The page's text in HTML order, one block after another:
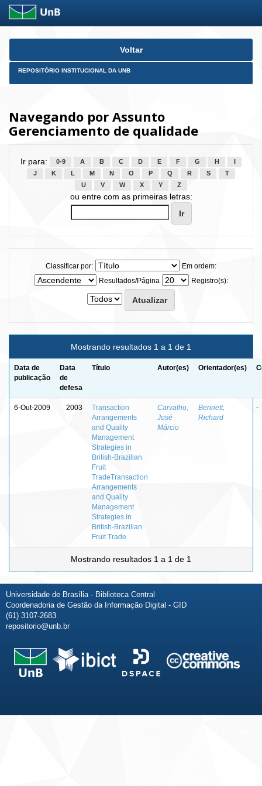
Skip
Voltar
REPOSITÓRIO INSTITUCIONAL DA UNB
Navegando por Assunto
Gerenciamento de qualidade
Ir para: 0-9 A B C D E F G H
J
K L M N O P Q R S
T
U
V W X Y Z
ou entre com as primeiras letras:
Classificar por:
Em ordem:
Resultados/Página
Registro(s):
Mostrando resultados 1 a 1 de 1
Data de
publicação
Data
de
defesa
Título Autor(es) Orientador(es)
6-Out-2009 2003
Transaction
Arrangements
and Quality
Management
Strategies in
British-Brazilian
Fruit
TradeTransaction
Arrangements
and Quality
Management
Strategies in
British-Brazilian
Fruit Trade
Carvalho,
José
Márcio
Bennett,
Richard
-
Mostrando resultados 1 a 1 de 1
Universidade de Brasília - Biblioteca Central
Coordenadoria de Gestão da Informação Digital - GID
(61) 3107-2683
repositorio@unb.br